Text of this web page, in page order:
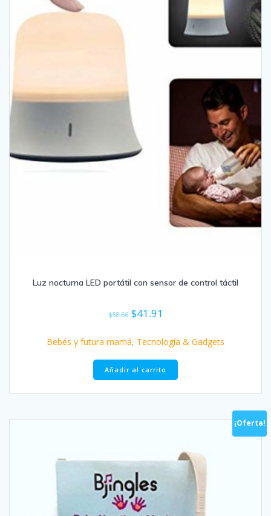
Luz nocturna LED portátil con sensor de control táctil
$58.66 El
original
era:
$58.66.
$41.91
actual
es:
$41.91.
Bebés y futura mamá, Tecnología & Gadgets
Añadir al carrito
¡Oferta!